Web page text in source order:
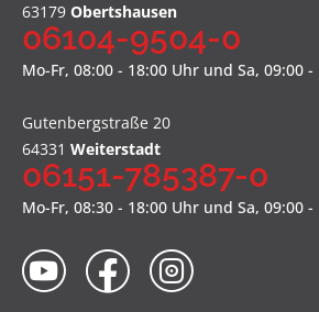
63179 Obertshausen
06104-9504-0
Mo-Fr, 08:00 - 18:00 Uhr und Sa, 09:00
Gutenbergstraße 20
64331 Weiterstadt
06151-785387-0
Mo-Fr, 08:30 - 18:00 Uhr und Sa, 09:00